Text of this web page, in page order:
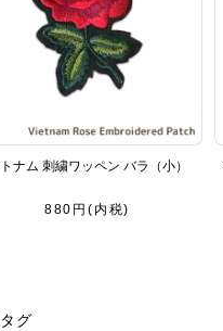
ナム 刺繍ワッペン バラ（小）
880円(内税)
グ